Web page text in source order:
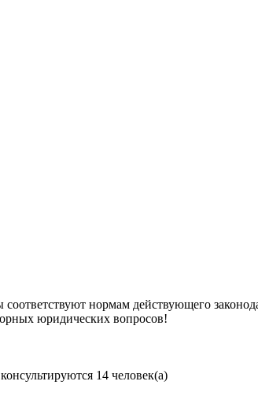
нормам действующего
юридических вопросов!
14 человек(а)